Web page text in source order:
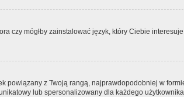
czy mógłby zainstalować język, który Ciebie
powiązany z Twoją rangą, najprawdopodobniej w
lub spersonalizowany dla każdego